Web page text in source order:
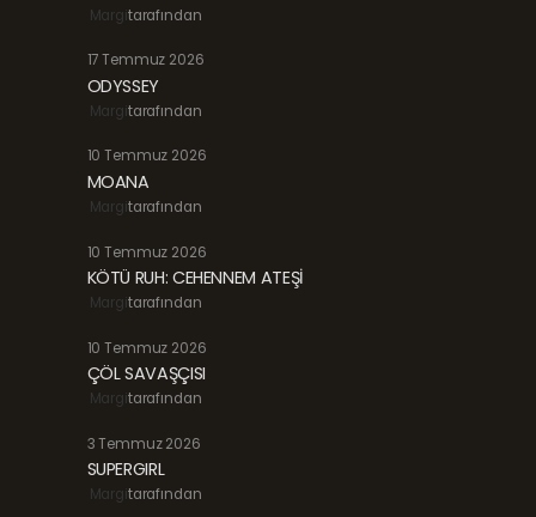
Margitarafından
17 Temmuz 2026
ODYSSEY
Margitarafından
10 Temmuz 2026
MOANA
Margitarafından
10 Temmuz 2026
KÖTÜ RUH: CEHENNEM ATEŞİ
Margitarafından
10 Temmuz 2026
ÇÖL SAVAŞÇISI
Margitarafından
3 Temmuz 2026
SUPERGIRL
Margitarafından